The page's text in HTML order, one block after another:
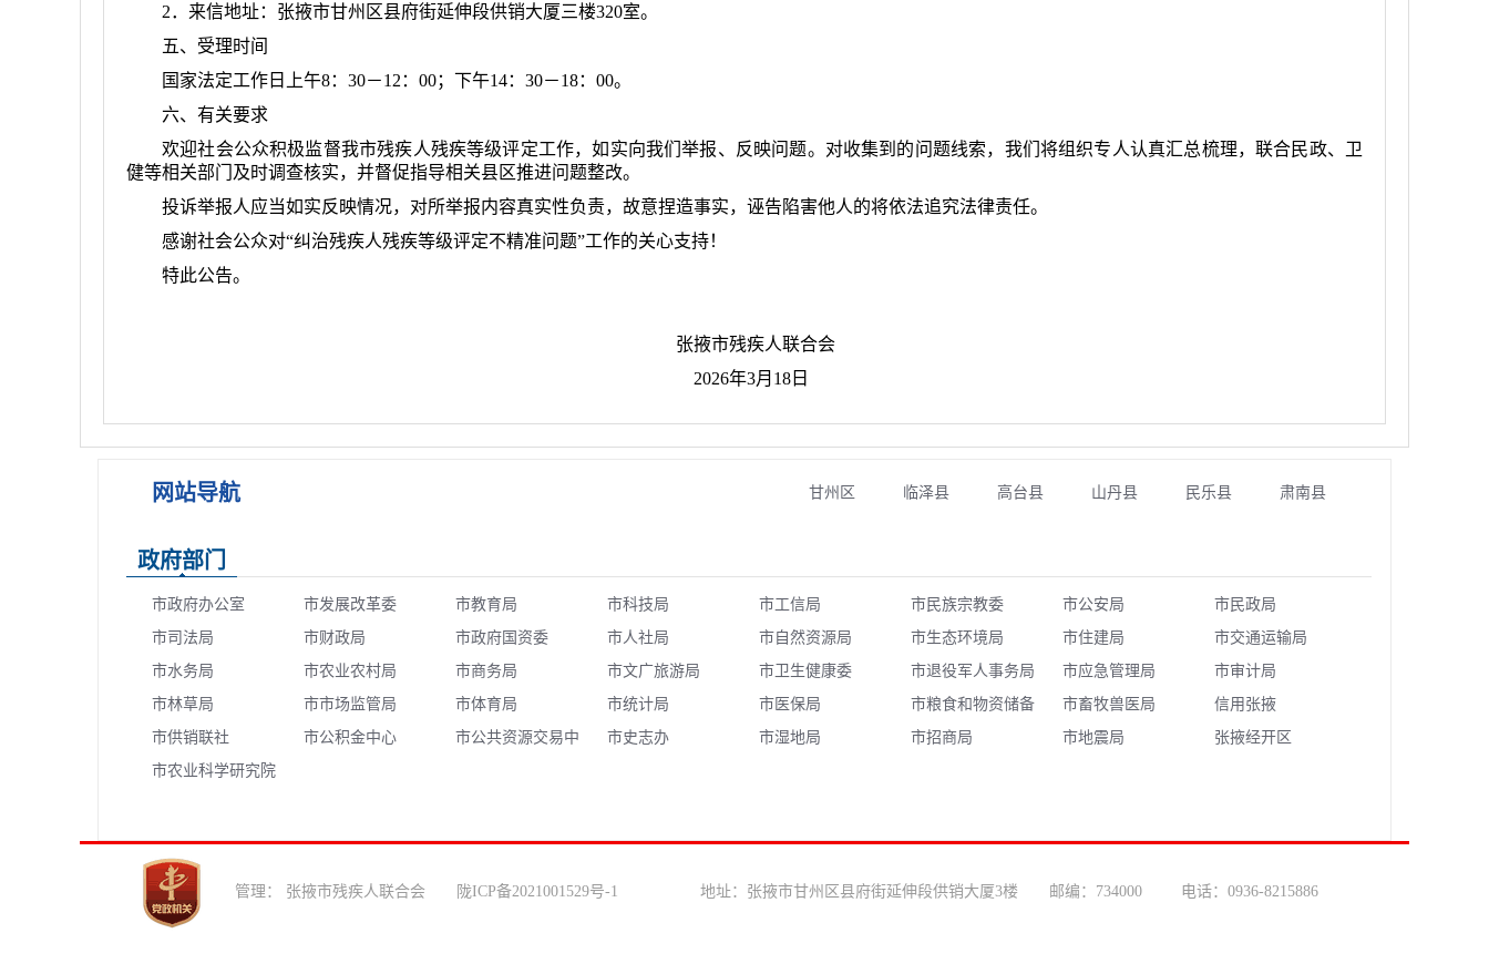
2． 来信地址： 张掖市甘州区县府街延伸段供销大厦三楼320室。
五、受理时间
国家法定工作日
上午8：30－12：00； 下午14：30－18：00。
六、有关要求
欢迎社会公众积极监督我市残疾人残疾等级评定工作，如实向我们举报、反映问题。对收集到的问题线索，我们将组织专人认真汇总梳理，联合民政、卫
健等相关部门及时调查核实，并督促指导相关县区推进问题整改。
投诉举报人应当如实反映情况，对所举报内容真实性负责，故意捏造事实，诬告陷害他人的将依法追究法律责任。
感谢社会公众对“纠治残疾人残疾等级评定不精准问题”工作的关心支持！
特此公告。
张掖市残疾人联合会
2026年3月 18 日
网站导航 肃南县
民乐县
山丹县
高台县
临泽县
甘州区
政府部门
市政府办公室 市发展改革委 市教育局 市科技局 市工信局 市民族宗教委 市公安局
市民政局
市司法局
市财政局 市政府国资委 市人社局 市自然资源局 市生态环境局 市住建局
市交通运输局
市水务局
市农业农村局 市商务局 市文广旅游局 市卫生健康委 市退役军人事务局 市应急管理局
市审计局
市林草局
市市场监管局 市体育局 市统计局 市医保局
市粮食和物资储备
局
市畜牧兽医局
信用张掖
市供销联社
市公积金中心
市公共资源交易中
市史志办 市湿地局 市招商局 市地震局
张掖经开区
市农业科学研究院
管理： 张掖市残疾人联合会 陇ICP备2021001529号-1 地址：张掖市甘州区县府街延伸段供销大厦3楼 邮编：734000 电话：0936-8215886